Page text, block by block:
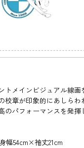
トメインビジュアル線画
校章が印象的にあしらわ
のパフォーマンスを発揮
幅54cm×袖丈21cm